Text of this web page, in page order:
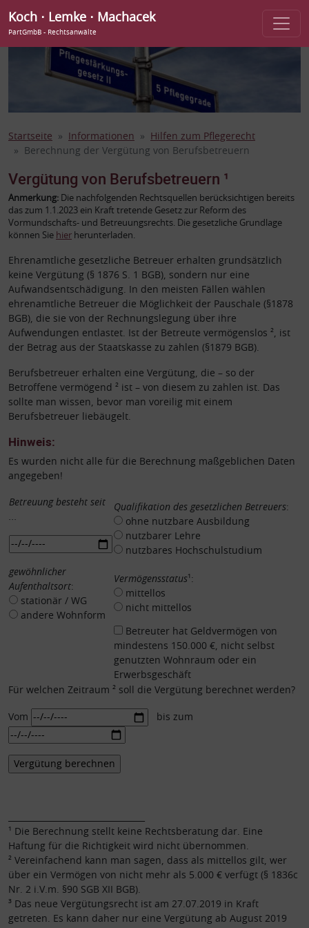
Koch ⋅ Lemke ⋅ Machacek
PartGmbB - Rechtsanwälte
Startseite Informationen
Hilfen zum Pflegerecht
Berechnung der Vergütung von Berufsbetreuern
Vergütung von Berufsbetreuern ¹
Anmerkung: Die nachfolgenden Rechtsquellen berücksichtigen bereits
das zum 1.1.2023 ein Kraft tretende Gesetz zur Reform des
Vormundschafts- und Betreuungsrechts. Die gesetzliche Grundlage
können Sie hier herunterladen.
Ehrenamtliche gesetzliche Betreuer erhalten grundsätzlich
keine Vergütung (§ 1876 S. 1 BGB), sondern nur eine
Aufwandsentschädigung. In den meisten Fällen wählen
ehrenamtliche Betreuer die Möglichkeit der Pauschale (§1878
BGB), die sie von der Rechnungslegung über ihre
Aufwendungen entlastet. Ist der Betreute vermögenslos ², ist
der Betrag aus der Staatskasse zu zahlen (§1879 BGB).
Berufsbetreuer erhalten eine Vergütung, die – so der
Betroffene vermögend ² ist – von diesem zu zahlen ist. Das
sollte man wissen, bevor man voreilig mit einem
Berufsbetreuer liebäugelt.
Hinweis:
Es wurden nicht alle für die Berechnung maßgeblichen Daten
angegeben!
Betreuung besteht seit
...
Qualifikation des gesetzlichen Betreuers:
ohne nutzbare Ausbildung
nutzbarer Lehre
nutzbares Hochschulstudium
gewöhnlicher
Aufenthaltsort:
stationär / WG
andere Wohnform
Vermögensstatus¹:
mittellos
nicht mittellos
Betreuter hat Geldvermögen von
mindestens 150.000 €, nicht selbst
genutzten Wohnraum oder ein
Erwerbsgeschäft
Für welchen Zeitraum ² soll die Vergütung berechnet werden?
Vom bis zum
¹ Die Berechnung stellt keine Rechtsberatung dar. Eine
Haftung für die Richtigkeit wird nicht übernommen.
² Vereinfachend kann man sagen, dass als mittellos gilt, wer
über ein Vermögen von nicht mehr als 5.000 € verfügt (§ 1836c
Nr. 2 i.V.m. §90 SGB XII BGB).
³ Das neue Vergütungsrecht ist am 27.07.2019 in Kraft
getreten. Es kann daher nur eine Vergütung ab August 2019